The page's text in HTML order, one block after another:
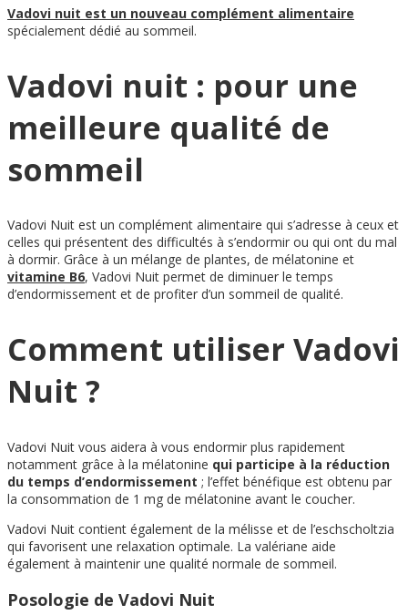
Vadovi nuit est un nouveau complément alimentaire
spécialement dédié au sommeil.
Vadovi nuit : pour une
meilleure qualité de
sommeil
Vadovi Nuit est un complément alimentaire qui s’adresse à ceux et
celles qui présentent des difficultés à s’endormir ou qui ont du mal
à dormir. Grâce à un mélange de plantes, de mélatonine et
vitamine B6, Vadovi Nuit permet de diminuer le temps
d’endormissement et de profiter d’un sommeil de qualité.
Comment utiliser Vadovi
Nuit ?
Vadovi Nuit vous aidera à vous endormir plus rapidement
notamment grâce à la mélatonine qui participe à la réduction
du temps d’endormissement ; l’effet bénéfique est obtenu par
la consommation de 1 mg de mélatonine avant le coucher.
Vadovi Nuit contient également de la mélisse et de l’eschscholtzia
qui favorisent une relaxation optimale. La valériane aide
également à maintenir une qualité normale de sommeil.
Posologie de Vadovi Nuit